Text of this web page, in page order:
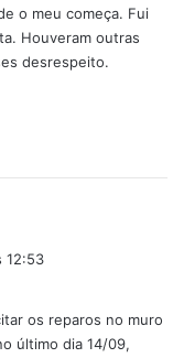
a presença
o vereador
Rubem Brito
Filho
o meu começa. Fui
Houveram outras
desrespeito.
12:53
os reparos no muro
último dia 14/09,